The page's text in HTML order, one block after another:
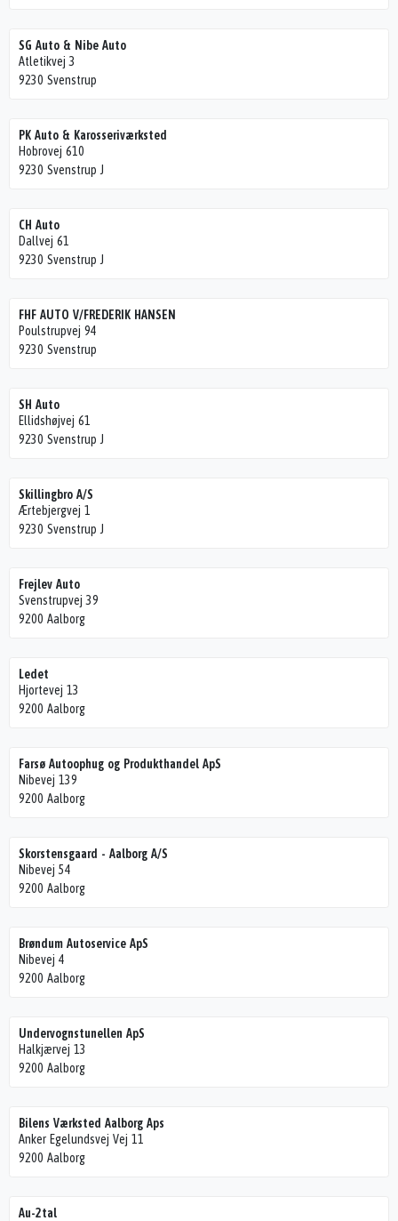
SG Auto & Nibe Auto
Atletikvej 3
9230 Svenstrup
PK Auto & Karosseriværksted
Hobrovej 610
9230 Svenstrup J
CH Auto
Dallvej 61
9230 Svenstrup J
FHF AUTO V/FREDERIK HANSEN
Poulstrupvej 94
9230 Svenstrup
SH Auto
Ellidshøjvej 61
9230 Svenstrup J
Skillingbro A/S
Ærtebjergvej 1
9230 Svenstrup J
Frejlev Auto
Svenstrupvej 39
9200 Aalborg
Ledet
Hjortevej 13
9200 Aalborg
Farsø Autoophug og Produkthandel ApS
Nibevej 139
9200 Aalborg
Skorstensgaard - Aalborg A/S
Nibevej 54
9200 Aalborg
Brøndum Autoservice ApS
Nibevej 4
9200 Aalborg
Undervognstunellen ApS
Halkjærvej 13
9200 Aalborg
Bilens Værksted Aalborg Aps
Anker Egelundsvej Vej 11
9200 Aalborg
Au-2tal